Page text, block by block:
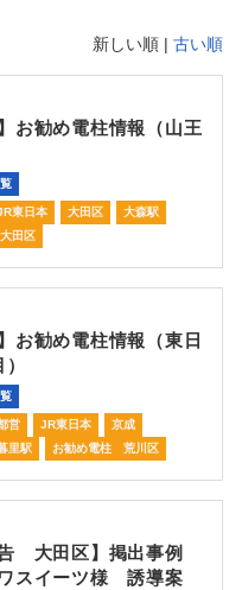
新しい順 | 古い順
お勧め電柱情報（山王
東日本 大田区
大森駅
田区
お勧め電柱情報（東日
営 JR東日本
京成
里駅 お勧め電柱 荒川区
告 大田区】掲出事例
ワスイーツ様 誘導案